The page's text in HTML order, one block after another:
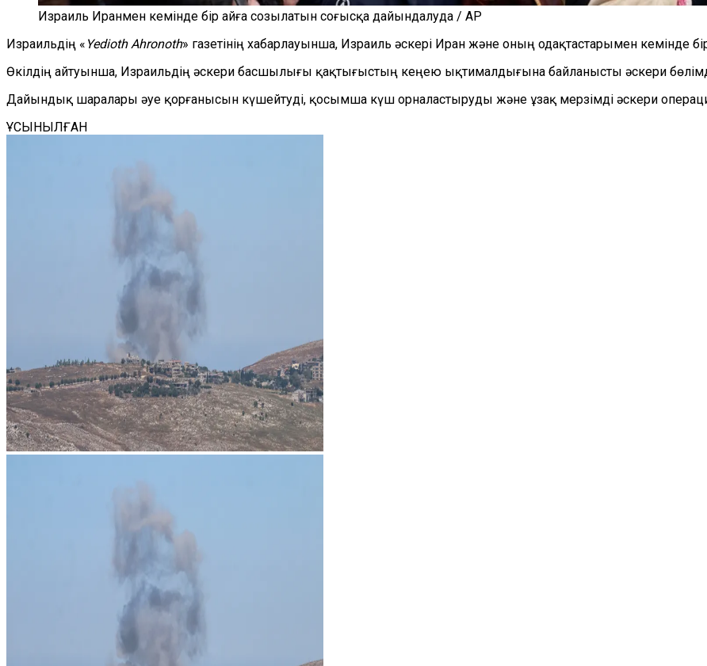
Израиль Иранмен кемінде бір айға созылатын соғысқа дайындалуда / AP
Израильдің « Yedioth Ahronoth» газетінің хабарлауынша, Израиль әскері Иран және оның одақтастарымен кемінде
Өкілдің айтуынша, Израильдің әскери басшылығы қақтығыстың кеңею ықтималдығына байланысты әскери
Дайындық шаралары әуе қорғанысын күшейтуді, қосымша күш орналастыруды және ұзақ мерзімді әскери
ҰСЫНЫЛҒАН